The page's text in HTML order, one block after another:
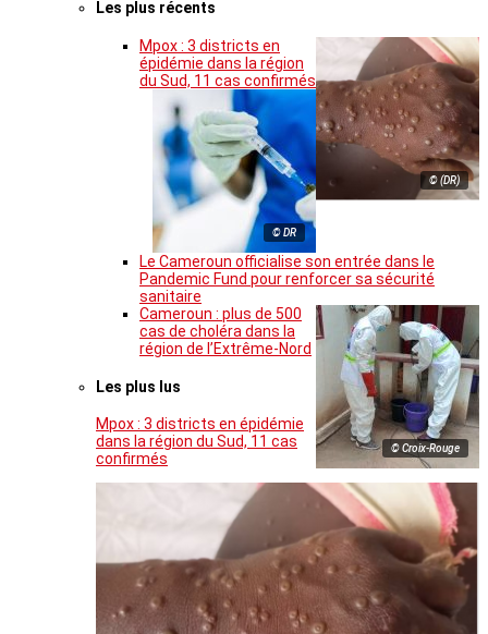
Les plus récents
© (DR)
Mpox : 3 districts en
épidémie dans la région
du Sud, 11 cas confirmés
© DR
Le Cameroun officialise son entrée dans le
Pandemic Fund pour renforcer sa sécurité
sanitaire
© Croix-Rouge
Cameroun : plus de 500
cas de choléra dans la
région de l’Extrême-Nord
Les plus lus
Mpox : 3 districts en épidémie
dans la région du Sud, 11 cas
confirmés